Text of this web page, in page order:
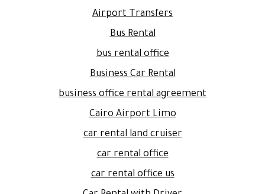
Airport Transfers
Bus Rental
bus rental office
Business Car Rental
business office rental agreement
Cairo Airport Limo
car rental land cruiser
car rental office
car rental office us